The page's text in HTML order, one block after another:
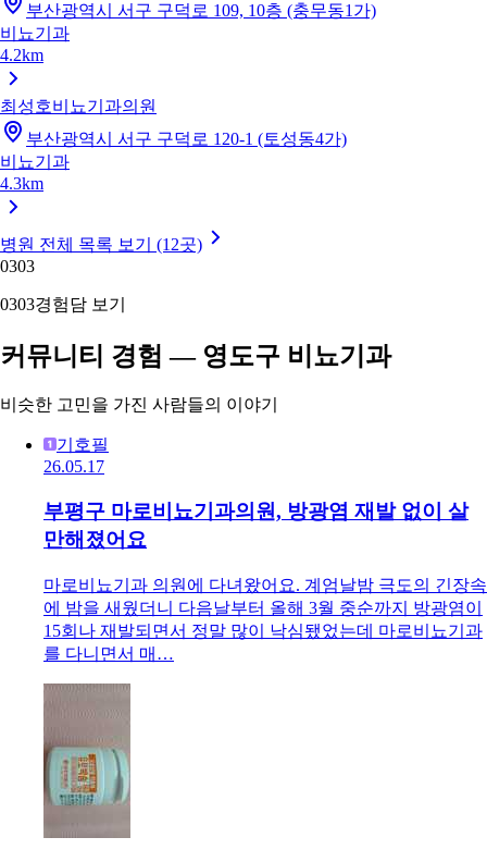
부산광역시 서구 구덕로 109, 10층 (충무동1가)
비뇨기과
4.2km
최성호비뇨기과의원
부산광역시 서구 구덕로 120-1 (토성동4가)
비뇨기과
4.3km
병원 전체 목록 보기 (12곳)
0303
0303경험담 보기
커뮤니티 경험 — 영도구 비뇨기과
비슷한 고민을 가진 사람들의 이야기
기호필
26.05.17
부평구 마로비뇨기과의원, 방광염 재발 없이 살
만해졌어요
마로비뇨기과 의원에 다녀왔어요. 계엄날밤 극도의 긴장속
에 밤을 새웠더니 다음날부터 올해 3월 중순까지 방광염이
15회나 재발되면서 정말 많이 낙심됐었는데 마로비뇨기과
를 다니면서 매…